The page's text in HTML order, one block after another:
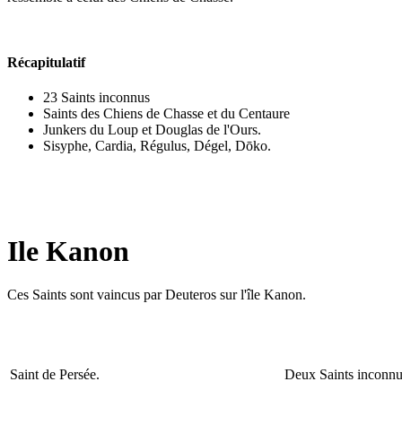
Récapitulatif
23 Saints inconnus
Saints des Chiens de Chasse et du Centaure
Junkers du Loup et Douglas de l'Ours.
Sisyphe, Cardia, Régulus, Dégel, Dōko.
Ile Kanon
Ces Saints sont vaincus par Deuteros sur l'île Kanon.
Saint de Persée. Deux Saints